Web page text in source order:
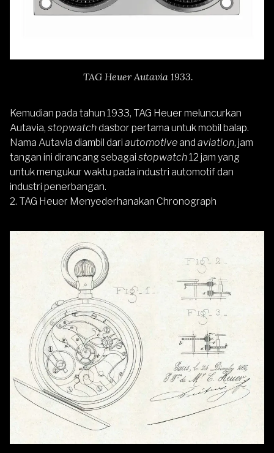
TAG Heuer Autavia 1933.
Kemudian pada tahun 1933, TAG Heuer meluncurkan
Autavia, stopwatchdasbor pertama untuk mobil balap.
Nama Autavia diambil dari automotiveand aviation, jam
tangan ini dirancang sebagai stopwatch12 jam yang
untuk mengukur waktu pada industri automotif dan
industri penerbangan.
2. TAG Heuer Menyederhanakan Chronograph